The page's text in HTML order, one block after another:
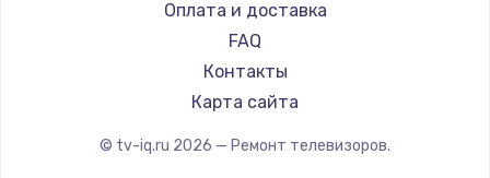
1600 руб.
Заказать
Ремонт разъема питания
880 руб.
Doffler
Hiper
Grundig
HITACHI
Оплата и доставка
FAQ
Контакты
Карта сайта
© tv-iq.ru 2026 — Ремонт телевизоров.